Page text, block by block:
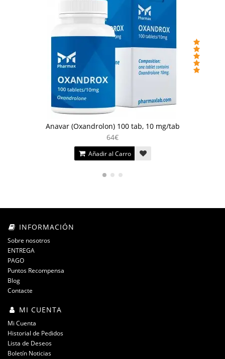
Anavar (Oxandrolon) 100 tab, 10 mg/tab
64€
Añadir al Carro
INFORMACIÓN
Sobre nosotros
ENTREGA
PAGO
Puntos Recompensa
Blog
Contacte
MI CUENTA
Mi Cuenta
Historial de Pedidos
Lista de Deseos
Boletín Noticias